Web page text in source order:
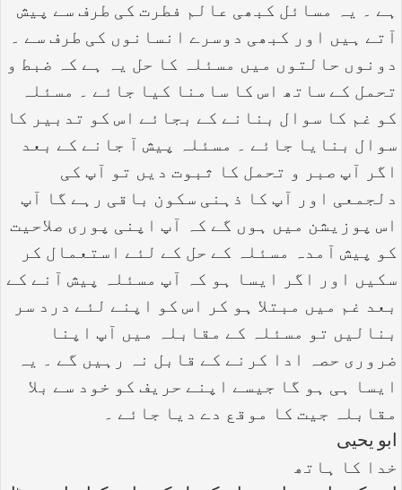
ہے ۔ یہ مسائل کبھی عالم فطرت کی طرف سے پیش
آتے ہیں اور کبھی دوسرے انسانوں کی طرف سے ۔
دونوں حالتوں میں مسئلہ کا حل یہ ہے کہ ضبط و
تحمل کے ساتھ اس کا سامنا کیا جائے ۔ مسئلہ
کو غم کا سوال بنانے کے بجائے اس کو تدبیر کا
سوال بنایا جائے ۔ مسئلہ پیش آ جانے کے بعد
اگر آپ صبر و تحمل کا ثبوت دیں تو آپ کی
دلجمعی اور آپ کا ذہنی سکون باقی رہے گا آپ
اس پوزیشن میں ہوں گے کہ آپ اپنی پوری صلاحیت
کو پیش آمدہ مسئلہ کے حل کے لئے استعمال کر
سکیں اور اگر ایسا ہو کہ آپ مسئلہ پیش آنے کے
بعد غم میں مبتلا ہو کر اس کو اپنے لئے درد سر
بنالیں تو مسئلہ کے مقابلہ میں آپ اپنا
ضروری حصہ ادا کرنے کے قابل نہ رہیں گے ۔ یہ
ایسا ہی ہو گا جیسے اپنے حریف کو خود سے بلا
مقابلہ جیت کا موقع دے دیا جائے ۔
ابو یحیی
خدا کا ہاتھ